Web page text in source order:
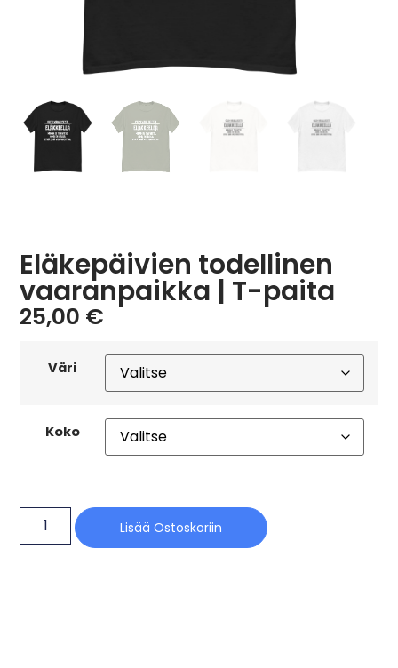
Eläkepäivien todellinen
vaaranpaikka | T-paita
25,00 €
Väri
Koko
Lisää Ostoskoriin